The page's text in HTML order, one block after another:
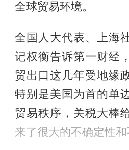
全球贸易环境。
全国人大代表、上海
记权衡告诉第一财经
贸出口这几年受地缘
特别是美国为首的单
贸易秩序，关税大棒
来了很大的不确定性和